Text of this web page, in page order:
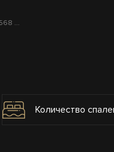
...
Количество